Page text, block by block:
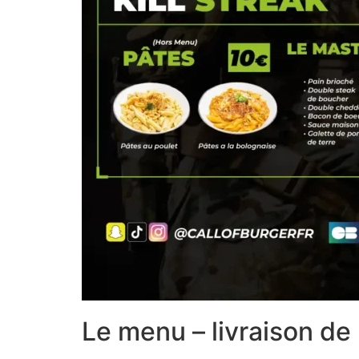
Le menu – livraison